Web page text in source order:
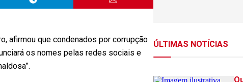
afirmou que condenados por corrupção
os nomes pelas redes sociais e